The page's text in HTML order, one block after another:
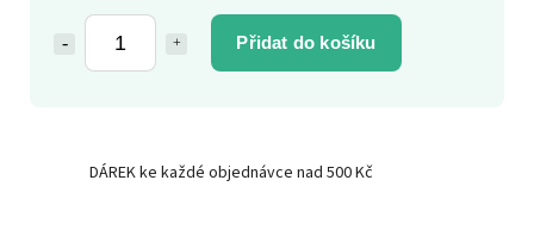
Přidat do košíku
DÁREK ke každé objednávce nad 500 Kč